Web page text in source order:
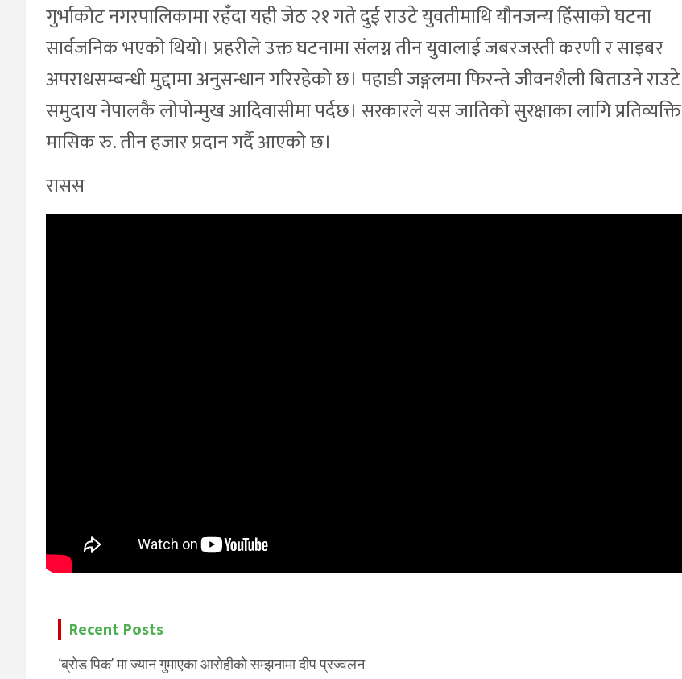
गुर्भाकोट नगरपालिकामा रहँदा यही जेठ २१ गते दुई राउटे युवतीमाथि यौनजन्य हिंसाको घटना
सार्वजनिक भएको थियो। प्रहरीले उक्त घटनामा संलग्न तीन युवालाई जबरजस्ती करणी र साइबर
अपराधसम्बन्धी मुद्दामा अनुसन्धान गरिरहेको छ। पहाडी जङ्गलमा फिरन्ते जीवनशैली बिताउने राउटे
समुदाय नेपालकै लोपोन्मुख आदिवासीमा पर्दछ। सरकारले यस जातिको सुरक्षाका लागि प्रतिव्यक्ति
मासिक रु. तीन हजार प्रदान गर्दै आएको छ।
रासस
Recent Posts
‘ब्रोड पिक’ मा ज्यान गुमाएका आरोहीको सम्झनामा दीप प्रज्वलन